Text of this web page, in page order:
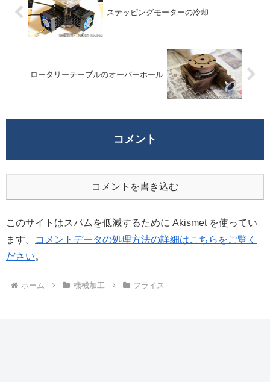
ステッピングモーターの冷却
ロータリーテーブルのオーバーホール
コメント
コメントを書き込む
このサイトはスパムを低減するために Akismet を使ってい
ます。
コメントデータの処理方法の詳細はこちらをご覧く
ださい。
ホーム 機械加工 フライス